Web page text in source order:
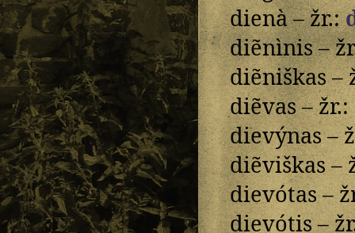
dienà – žr.:
diẽnìnis –
diẽniškas –
diẽvas – žr.:
dievýnas –
diẽviškas –
dievótas –
dievótis –